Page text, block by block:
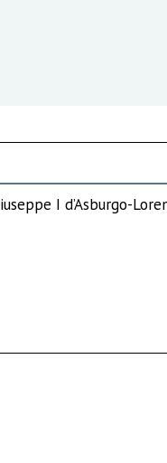
I d’Asburgo-